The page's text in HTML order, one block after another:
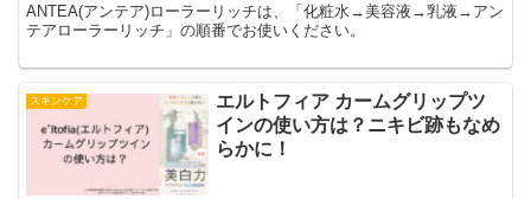
ANTEA(アンテア)ローラーリッチは、「化粧水→美容液→乳液→アン
テアローラーリッチ」の順番でお使いください。
スキンケア
エルトフィア カームグリップツ
インの使い方は？ニキビ跡もなめ
らかに！